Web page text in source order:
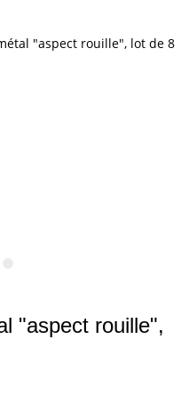
"aspect rouille",